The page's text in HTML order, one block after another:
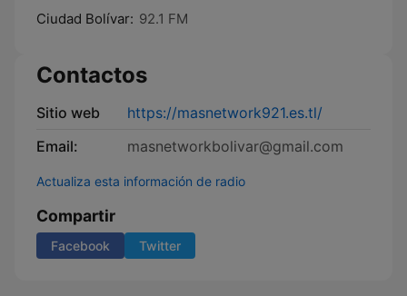
Ciudad Bolívar: 92.1 FM
Contactos
Sitio web
https://masnetwork921.es.tl/
Email:
masnetworkbolivar@gmail.com
Actualiza esta información de radio
Compartir
Facebook Twitter